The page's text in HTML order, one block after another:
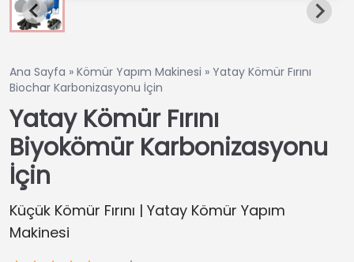
Ana Sayfa » Kömür Yapım Makinesi » Yatay Kömür Fırını
Biochar Karbonizasyonu İçin
Yatay Kömür Fırını
Biyokömür Karbonizasyonu
İçin
Küçük Kömür Fırını | Yatay Kömür Yapım
Makinesi